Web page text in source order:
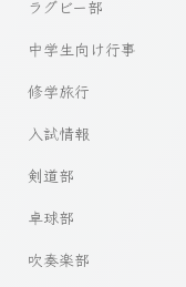
ラグビー部
中学生向け行事
修学旅行
入試情報
剣道部
卓球部
吹奏楽部